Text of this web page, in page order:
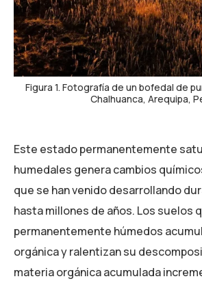
Figura 1. Fotografía de un bofedal de
Chalhuanca, Arequipa,
Este estado permanentemente
humedales genera cambios
que se han venido desarrollando
hasta millones de años. Los suelos
permanentemente húmedos
orgánica y ralentizan su
materia orgánica acumulada